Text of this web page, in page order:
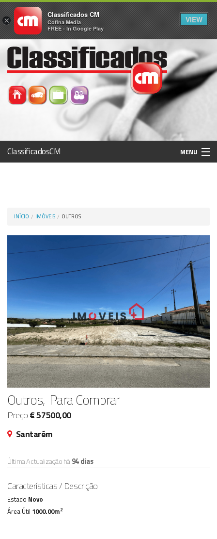
ClassificadosCM MENU
INÍCIO IMÓVEIS OUTROS
Outros, Para Comprar
Preço€ 57500,00
Santarém
Última Actualização há94 dias
Características / Descrição
Estado Novo
Área Útil 1000.00m2
×
Classificados CM
Cofina Media
FREE - In Google Play
VIEW